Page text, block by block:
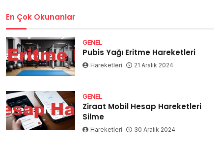
En Çok Okunanlar
GENEL
Pubis Yağı Eritme Hareketleri
Hareketleri 21 Aralık 2024
GENEL
Ziraat Mobil Hesap Hareketleri
Silme
Hareketleri 30 Aralık 2024